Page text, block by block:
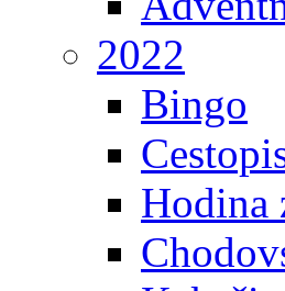
2022
Bingo
Hodina